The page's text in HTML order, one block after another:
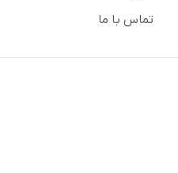
تماس با ما